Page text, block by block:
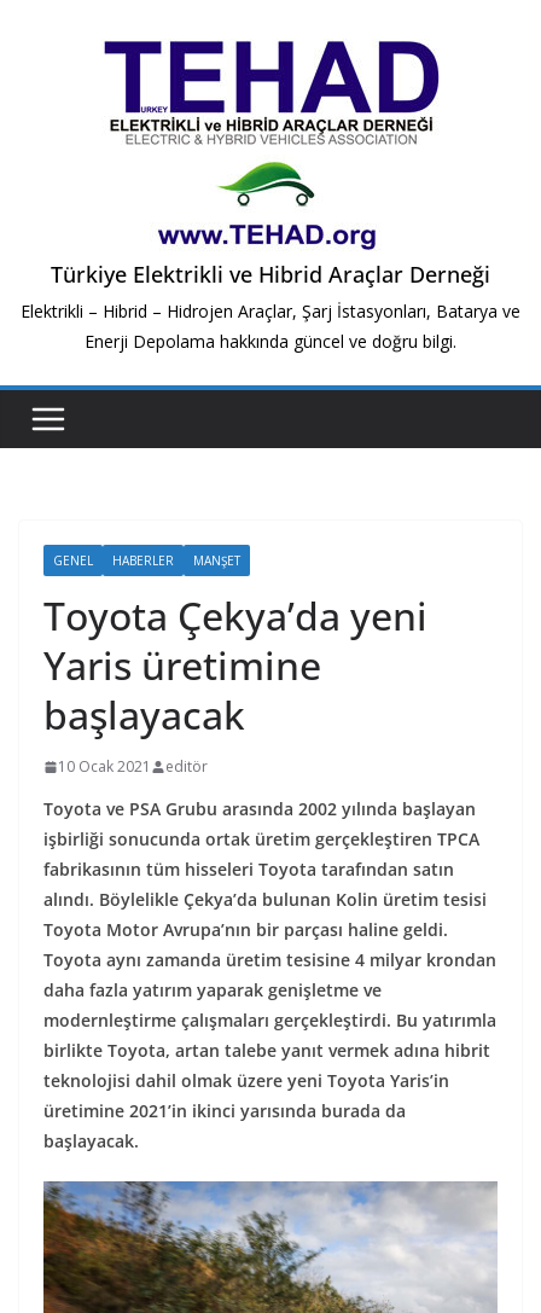
Türkiye Elektrikli ve Hibrid Araçlar Derneği
Elektrikli – Hibrid – Hidrojen Araçlar, Şarj İstasyonları, Batarya ve
Enerji Depolama hakkında güncel ve doğru bilgi.
GENEL HABERLER MANŞET
Toyota Çekya’da yeni
Yaris üretimine
başlayacak
10 Ocak 2021 editör
Toyota ve PSA Grubu arasında 2002 yılında başlayan
işbirliği sonucunda ortak üretim gerçekleştiren TPCA
fabrikasının tüm hisseleri Toyota tarafından satın
alındı. Böylelikle Çekya’da bulunan Kolin üretim tesisi
Toyota Motor Avrupa’nın bir parçası haline geldi.
Toyota aynı zamanda üretim tesisine 4 milyar krondan
daha fazla yatırım yaparak genişletme ve
modernleştirme çalışmaları gerçekleştirdi. Bu yatırımla
birlikte Toyota, artan talebe yanıt vermek adına hibrit
teknolojisi dahil olmak üzere yeni Toyota Yaris’in
üretimine 2021’in ikinci yarısında burada da
başlayacak.